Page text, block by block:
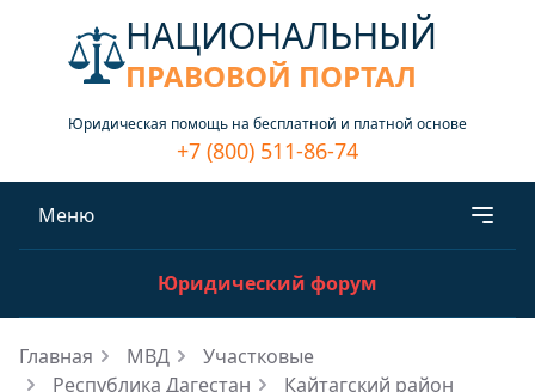
НАЦИОНАЛЬНЫЙ
ПРАВОВОЙ ПОРТАЛ
Юридическая помощь на бесплатной и платной основе
+7 (800) 511-86-74
Меню
Юридический форум
Главная МВД
Участковые
Республика Дагестан
Кайтагский район